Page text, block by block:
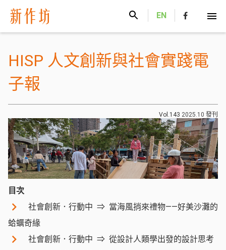
EN
HISP 人文創新與社會實踐電
子報
Vol.143 2025.10 發刊
目次
社會創新．行動中
當海風捎來禮物——好美沙灘的
蛤蠣奇緣
社會創新．行動中
從設計人類學出發的設計思考